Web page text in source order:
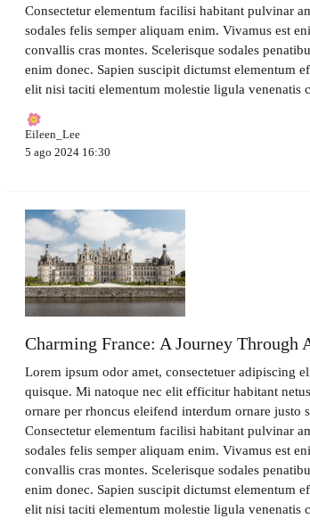
Consectetur elementum facilisi habitant pulvinar
sodales felis semper aliquam enim. Vivamus est
convallis cras montes. Scelerisque sodales
enim donec. Sapien suscipit dictumst elementum
elit nisi taciti elementum molestie ligula venenatis
Eileen_Lee
5 ago 2024 16:30
Charming France: A Journey
Lorem ipsum odor amet, consectetuer adipiscing
quisque. Mi natoque nec elit efficitur habitant
ornare per rhoncus eleifend interdum ornare justo
Consectetur elementum facilisi habitant pulvinar
sodales felis semper aliquam enim. Vivamus est
convallis cras montes. Scelerisque sodales
enim donec. Sapien suscipit dictumst elementum
elit nisi taciti elementum molestie ligula venenatis